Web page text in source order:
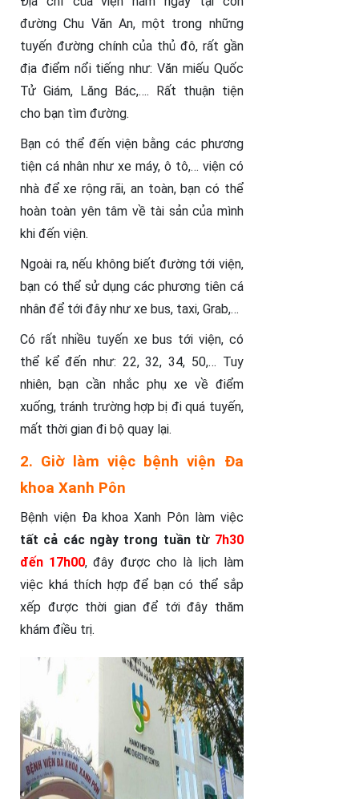
đường Chu Văn An, một trong những
tuyến đường chính của thủ đô, rất gần
địa điểm nổi tiếng như: Văn miếu Quốc
Tử Giám, Lăng Bác,…. Rất thuận tiện
cho bạn tìm đường.
Bạn có thể đến viện bằng các phương
tiện cá nhân như xe máy, ô tô,… viện có
nhà để xe rộng rãi, an toàn, bạn có thể
hoàn toàn yên tâm về tài sản của mình
khi đến viện.
Ngoài ra, nếu không biết đường tới viện,
bạn có thể sử dụng các phương tiên cá
nhân để tới đây như xe bus, taxi, Grab,…
Có rất nhiều tuyến xe bus tới viện, có
thể kể đến như: 22, 32, 34, 50,… Tuy
nhiên, bạn cần nhắc phụ xe về điểm
xuống, tránh trường hợp bị đi quá tuyến,
mất thời gian đi bộ quay lại.
2. Giờ làm việc bệnh viện Đa
khoa Xanh Pôn
Bệnh viện Đa khoa Xanh Pôn làm việc
tất cả các ngày trong tuần từ 7h30
đến 17h00, đây được cho là lịch làm
việc khá thích hợp để bạn có thể sắp
xếp được thời gian để tới đây thăm
khám điều trị.